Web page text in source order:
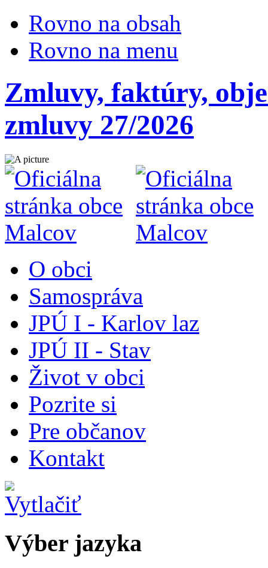
Rovno na obsah
Rovno na menu
Zmluvy, faktúry,
zmluvy 27/2026
O obci
Samospráva
JPÚ I - Karlov laz
JPÚ II - Stav
Život v obci
Pozrite si
Pre občanov
Kontakt
Výber jazyka